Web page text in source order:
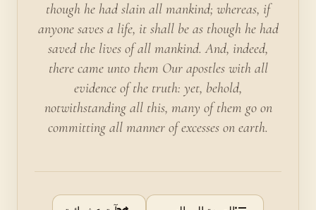
though he had slain all mankind; whereas, if
anyone saves a life, it shall be as though he had
saved the lives of all mankind. And, indeed,
there came unto them Our apostles with all
evidence of the truth: yet, behold,
notwithstanding all this, many of them go on
committing all manner of excesses on earth.